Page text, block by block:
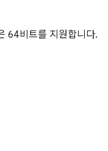
64비트를 지원합니다.